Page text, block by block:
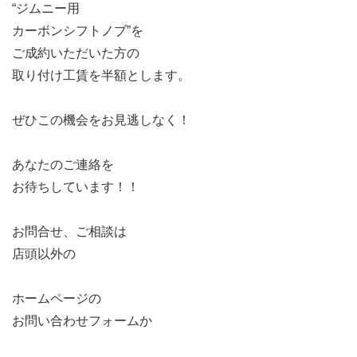
“ジムニー用
カーボンシフトノブ”を
ご成約いただいた方の
取り付け工賃を半額とします。
ぜひこの機会をお見逃しなく！
あなたのご連絡を
お待ちしています！！
お問合せ、ご相談は
店頭以外の
ホームページの
お問い合わせフォームか